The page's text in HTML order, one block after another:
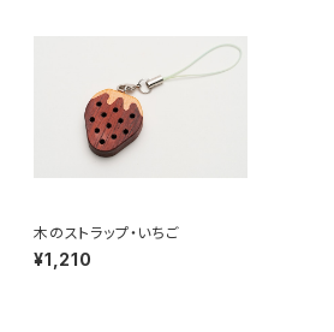
木のストラップ・いちご
¥1,210